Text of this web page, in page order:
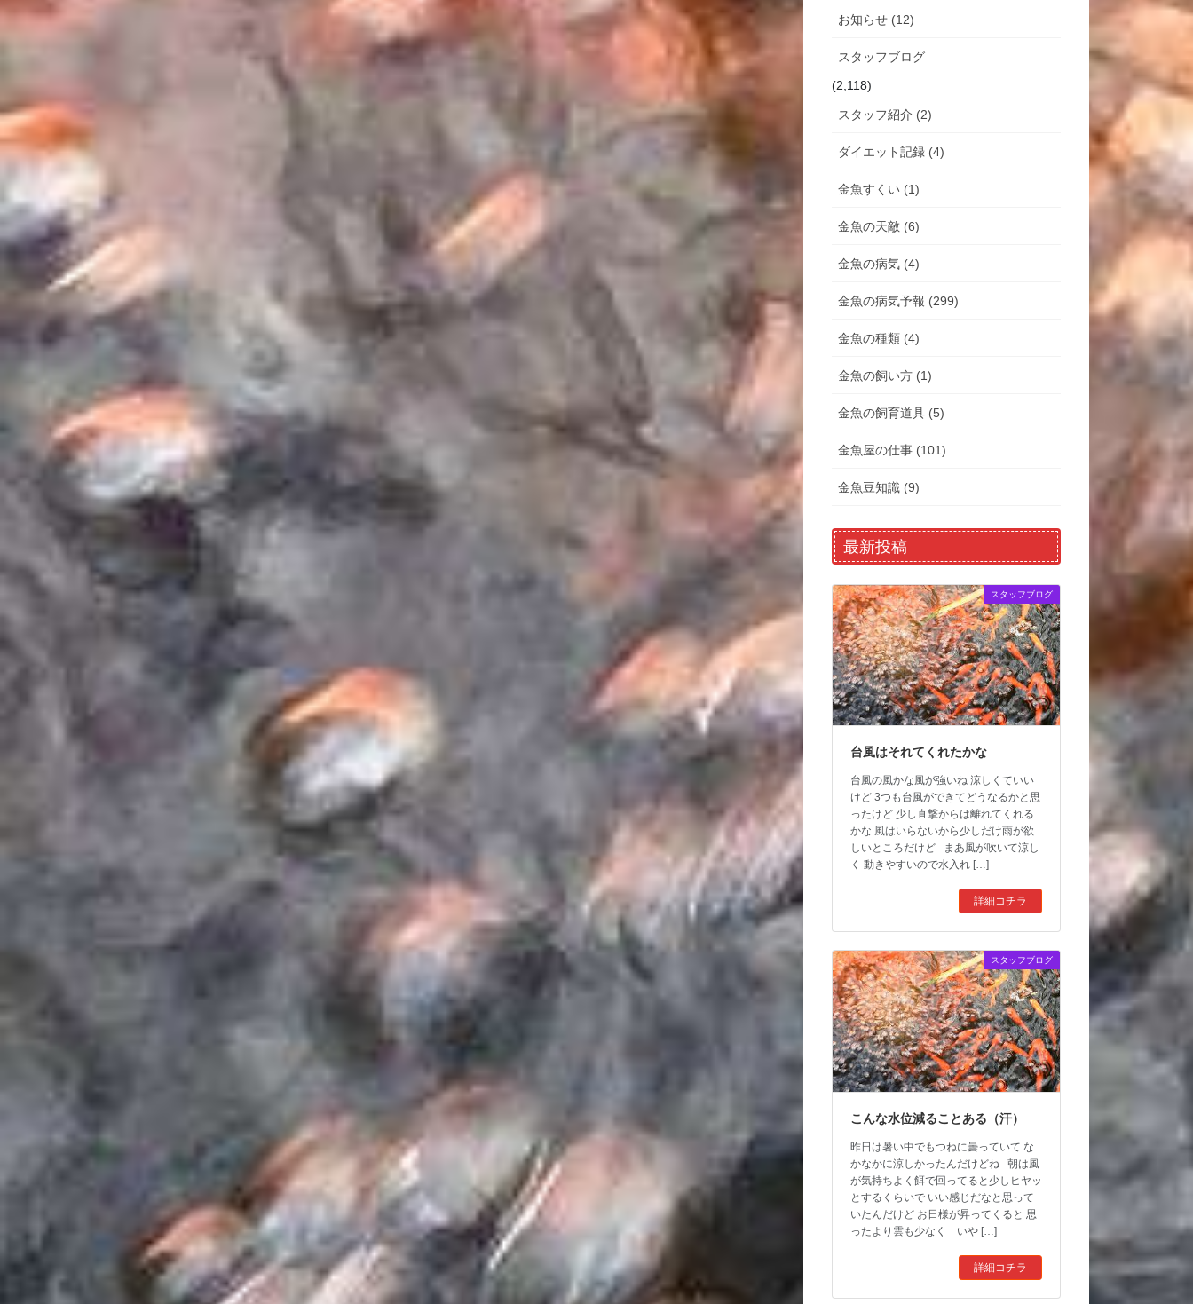
お知らせ (12)
スタッフブログ
(2,118)
スタッフ紹介 (2)
ダイエット記録 (4)
金魚すくい (1)
金魚の天敵 (6)
金魚の病気 (4)
金魚の病気予報 (299)
金魚の種類 (4)
金魚の飼い方 (1)
金魚の飼育道具 (5)
金魚屋の仕事 (101)
金魚豆知識 (9)
最新投稿
スタッフブログ
台風はそれてくれたかな
台風の風かな風が強いね 涼しくていい
けど 3つも台風ができてどうなるかと思
ったけど 少し直撃からは離れてくれる
かな 風はいらないから少しだけ雨が欲
しいところだけど まあ風が吹いて涼し
く 動きやすいので水入れ […]
詳細コチラ
スタッフブログ
こんな水位減ることある（汗）
昨日は暑い中でもつねに曇っていて な
かなかに涼しかったんだけどね 朝は風
が気持ちよく餌で回ってると少しヒヤッ
とするくらいで いい感じだなと思って
いたんだけど お日様が昇ってくると 思
ったより雲も少なく いや […]
詳細コチラ